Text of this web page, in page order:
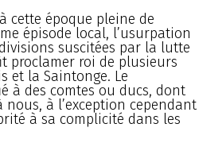
cette époque pleine de
épisode local, l’usurpation
suscitées par la lutte
proclamer roi de plusieurs
et la Saintonge. Le
à des comtes ou ducs, dont
à l’exception cependant
à sa complicité dans les